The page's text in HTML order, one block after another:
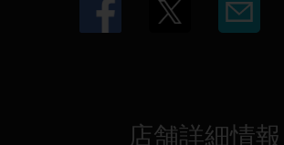
店舗詳細情報